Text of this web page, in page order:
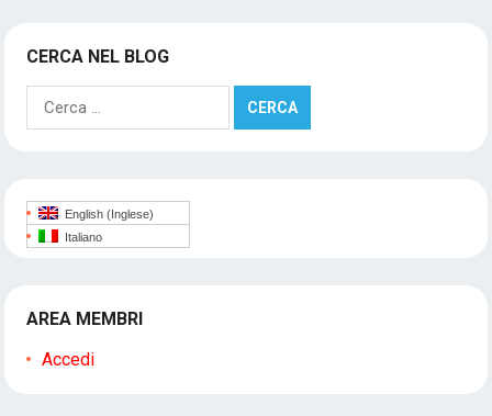
CERCA NEL BLOG
Ricerca
per:
English (Inglese)
Italiano
AREA MEMBRI
Accedi